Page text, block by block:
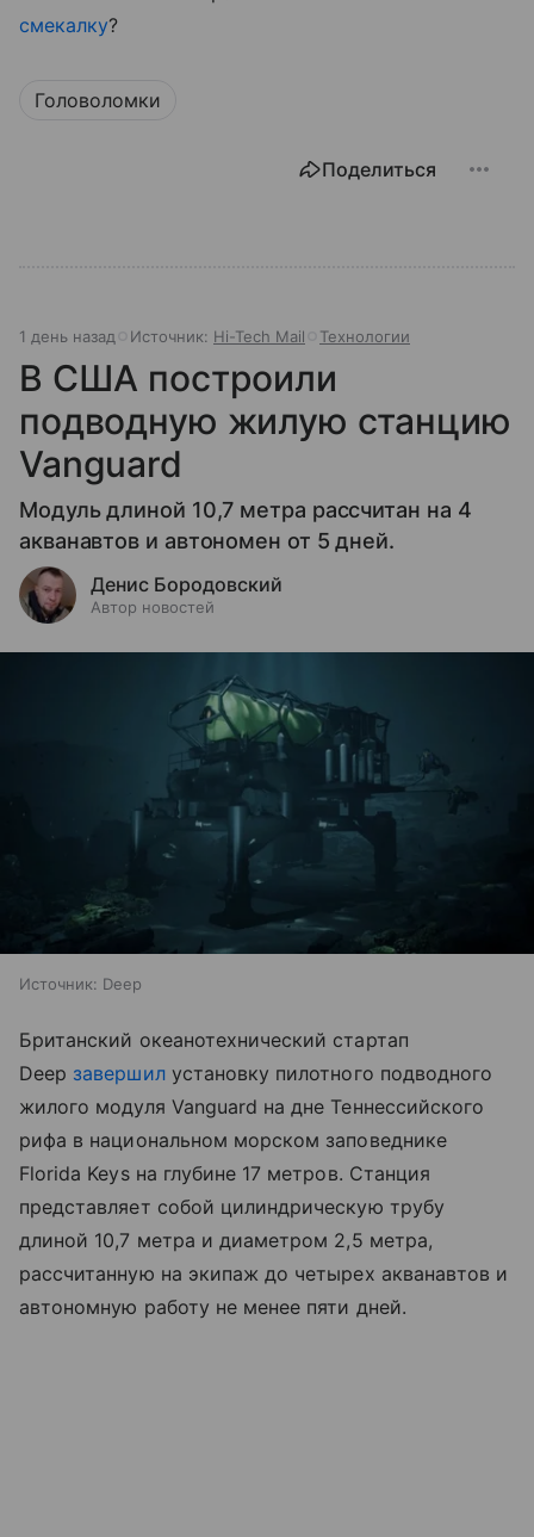
смекалку?
Головоломки
Поделиться
1 день назад Источник: Hi-Tech Mail Технологии
В США построили
подводную жилую станцию
Vanguard
Модуль длиной 10,7 метра рассчитан на 4
акванавтов и автономен от 5 дней.
Денис Бородовский
Автор новостей
Источник: Deep
Британский океанотехнический стартап
Deep завершилустановку пилотного подводного
жилого модуля Vanguard на дне Теннессийского
рифа в национальном морском заповеднике
Florida Keys на глубине 17 метров. Станция
представляет собой цилиндрическую трубу
длиной 10,7 метра и диаметром 2,5 метра,
рассчитанную на экипаж до четырех акванавтов и
автономную работу не менее пяти дней.